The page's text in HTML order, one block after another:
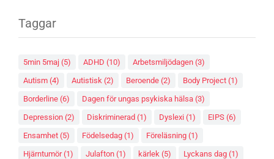
Taggar
5min 5maj (5) ADHD (10) Arbetsmiljödagen (3)
Autism (4) Autistisk (2) Beroende (2) Body Project (1)
Borderline (6) Dagen för ungas psykiska hälsa (3)
Depression (2) Diskriminerad (1) Dyslexi (1) EIPS (6)
Ensamhet (5) Födelsedag (1) Föreläsning (1)
Hjärntumör(1) Julafton (1) kärlek (5) Lyckans dag (1)